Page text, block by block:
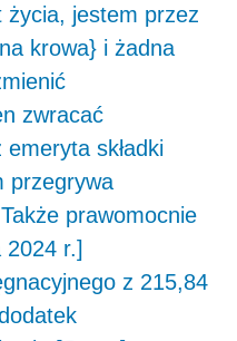
życia, jestem przez
krowa} i żadna
zwracać
składki
przegrywa
prawomocnie
2024 r.]
z 215,84